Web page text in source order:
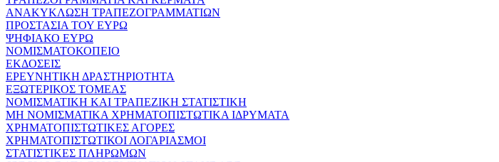
ΑΝΑΚΥΚΛΩΣΗ ΤΡΑΠΕΖΟΓΡΑΜΜΑΤΙΩΝ
ΠΡΟΣΤΑΣΙΑ ΤΟΥ ΕΥΡΩ
ΨΗΦΙΑΚΟ ΕΥΡΩ
ΝΟΜΙΣΜΑΤΟΚΟΠΕΙΟ
ΕΚΔΟΣΕΙΣ
ΕΡΕΥΝΗΤΙΚΗ ΔΡΑΣΤΗΡΙΟΤΗΤΑ
ΕΞΩΤΕΡΙΚΟΣ ΤΟΜΕΑΣ
ΝΟΜΙΣΜΑΤΙΚΗ ΚΑΙ ΤΡΑΠΕΖΙΚΗ ΣΤΑΤΙΣΤΙΚΗ
ΜΗ ΝΟΜΙΣΜΑΤΙΚΑ ΧΡΗΜΑΤΟΠΙΣΤΩΤΙΚΑ ΙΔΡΥΜΑΤΑ
ΧΡΗΜΑΤΟΠΙΣΤΩΤΙΚΕΣ ΑΓΟΡΕΣ
ΧΡΗΜΑΤΟΠΙΣΤΩΤΙΚΟΙ ΛΟΓΑΡΙΑΣΜΟΙ
ΣΤΑΤΙΣΤΙΚΕΣ ΠΛΗΡΩΜΩΝ